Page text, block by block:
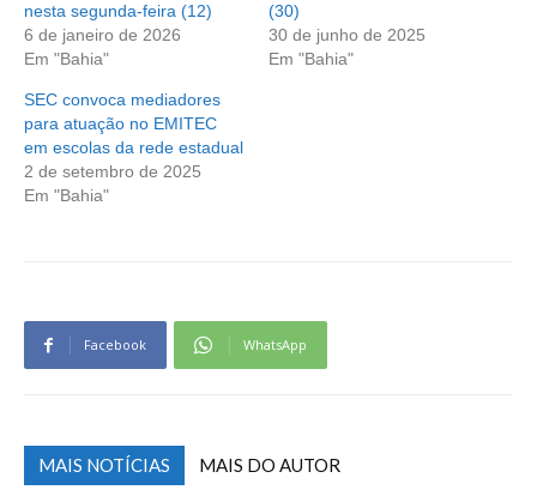
nesta segunda-feira (12)
6 de janeiro de 2026
Em "Bahia"
(30)
30 de junho de 2025
Em "Bahia"
SEC convoca mediadores
para atuação no EMITEC
em escolas da rede estadual
2 de setembro de 2025
Em "Bahia"
Facebook WhatsApp
MAIS NOTÍCIAS MAIS DO AUTOR